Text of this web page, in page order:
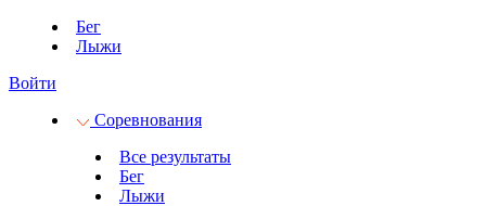
Бег
Лыжи
Войти
Соревнования
Все результаты
Бег
Лыжи